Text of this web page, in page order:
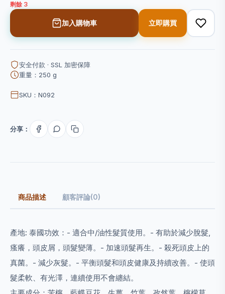
剩餘 3
加入購物車 立即購買
安全付款 · SSL 加密保障
重量：250 g
SKU：N092
分享：
商品描述 顧客評論(0)
產地: 泰國功效： - 適合中/油性髮質使用。 - 有助於減少脫髮,
瘙癢，頭皮屑，頭髮變薄。 - 加速頭髮再生。 - 殺死頭皮上的
真菌。 - 減少灰髮。 - 平衡頭髮和頭皮健康及持續改善。 - 使頭
髮柔軟、有光澤，連續使用不會纏結。